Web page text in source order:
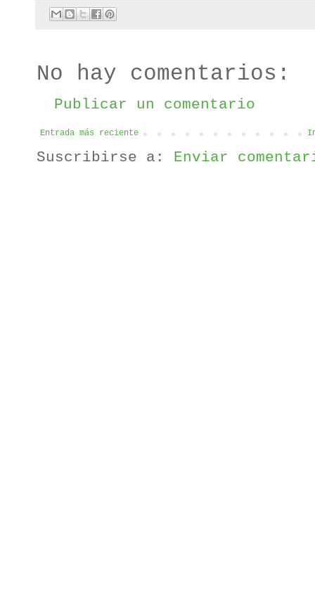
No hay comentarios:
Publicar un comentario
Entrada más reciente
Suscribirse a: Enviar